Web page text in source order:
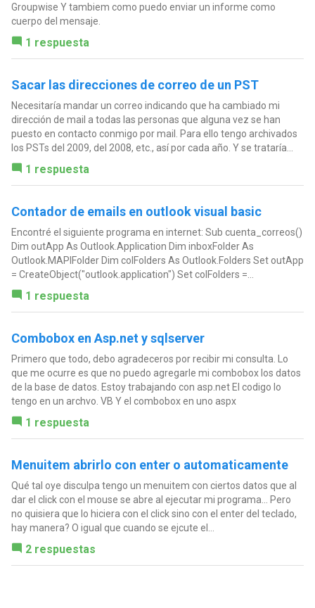
Groupwise Y tambiem como puedo enviar un informe como
cuerpo del mensaje.
1 respuesta
Sacar las direcciones de correo de un PST
Necesitaría mandar un correo indicando que ha cambiado mi
dirección de mail a todas las personas que alguna vez se han
puesto en contacto conmigo por mail. Para ello tengo archivados
los PSTs del 2009, del 2008, etc., así por cada año. Y se trataría...
1 respuesta
Contador de emails en outlook visual basic
Encontré el siguiente programa en internet: Sub cuenta_correos()
Dim outApp As Outlook.Application Dim inboxFolder As
Outlook.MAPIFolder Dim colFolders As Outlook.Folders Set outApp
= CreateObject("outlook.application") Set colFolders =...
1 respuesta
Combobox en Asp.net y sqlserver
Primero que todo, debo agradeceros por recibir mi consulta. Lo
que me ocurre es que no puedo agregarle mi combobox los datos
de la base de datos. Estoy trabajando con asp.net El codigo lo
tengo en un archvo. VB Y el combobox en uno aspx
1 respuesta
Menuitem abrirlo con enter o automaticamente
Qué tal oye disculpa tengo un menuitem con ciertos datos que al
dar el click con el mouse se abre al ejecutar mi programa... Pero
no quisiera que lo hiciera con el click sino con el enter del teclado,
hay manera? O igual que cuando se ejcute el...
2 respuestas